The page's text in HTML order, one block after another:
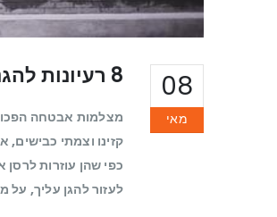
08
מאי
8 רעיונות להגנה על הבית עם מצלמות אבטחה
מצלמות אבטחה הפכו
קזינו וצמתי
כפי שהן עוזרות
לעזור להגן עליך,